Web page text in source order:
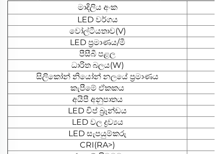
මාදිලිය අංක
LED වර්ගය
වෝල්ටීයතාව(V)
LED ප්‍රමාණය/මී
පීසීබී පළල
ධාරිත බලය(W)
සිලිකෝන් නියෝන් නලයේ ප්‍රමාණය
කැපීමේ ඒකකය
අයිපී අනුපාතය
LED චිප් බ්‍රෑන්ඩය
LED වල ද්‍රව්‍යය
LED සැපයුම්කරු
CRI(RA>)